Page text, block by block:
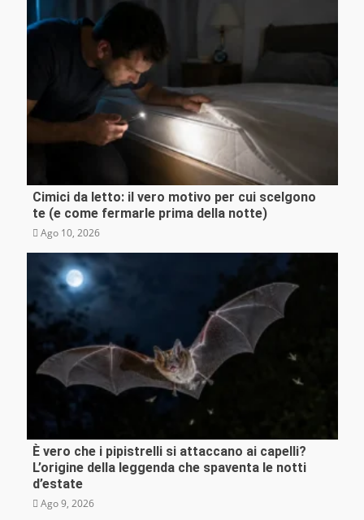
Curiosità
Cimici da letto: il vero motivo per cui scelgono
te (e come fermarle prima della notte)
Ago 10, 2026
Misteri e insolito
È vero che i pipistrelli si attaccano ai capelli?
L’origine della leggenda che spaventa le notti
d’estate
Ago 9, 2026